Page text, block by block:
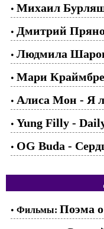
• Михаил
• Дмитрий
• Людмила
• Мари
• Алиса Мон - Я
• Yung Filly -
• OG Buda -
• Фильмы: Поэма